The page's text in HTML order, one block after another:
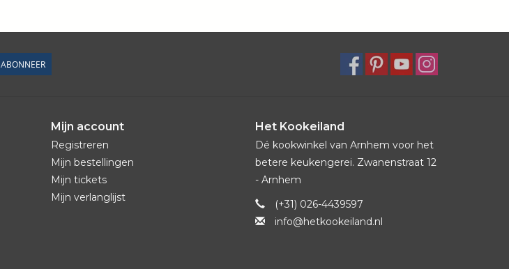
ABONNEER
Mijn account
Registreren
Mijn bestellingen
Mijn tickets
Mijn verlanglijst
Het Kookeiland
Dé kookwinkel van Arnhem voor het
betere keukengerei. Zwanenstraat 12
- Arnhem
(+31) 026-4439597
info@hetkookeiland.nl